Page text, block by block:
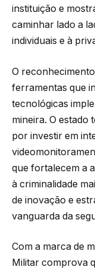
instituição e
caminhar lado a
individuais e à
O
ferramentas que
tecnológicas
mineira. O estado
por investir em
que fortalecem a
à criminalidade
de inovação e
vanguarda da
Com a marca de
Militar comprova